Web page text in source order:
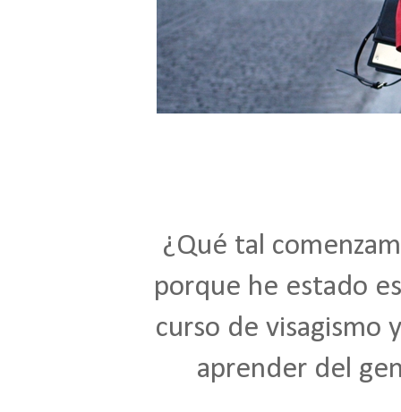
¿Qué tal
porque he estado
curso de visagismo
aprender del